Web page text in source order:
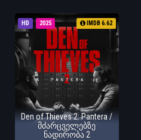
HD 2025 IMDB 6.62
Den of Thieves 2: Pantera /
მძარცველებზე
ნადირობა 2